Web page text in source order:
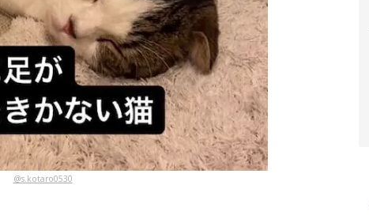
@s.kotaro0530